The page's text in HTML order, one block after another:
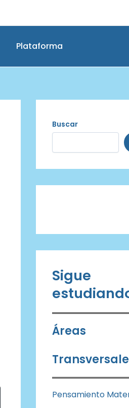
Plataforma
Buscar
Sigue
Áreas
Pensamiento